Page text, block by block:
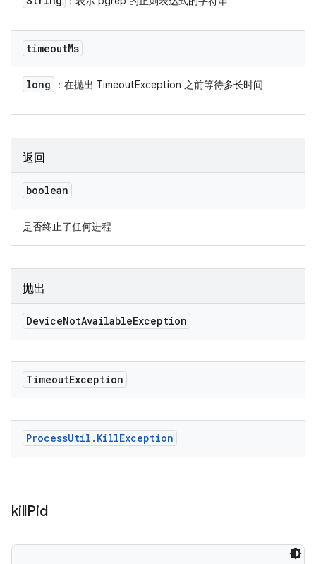
timeoutMs
long ：在抛出 TimeoutException 之前等待多长时间
返回
boolean
是否终止了任何进程
抛出
DeviceNotAvailableException
TimeoutException
ProcessUtil . KillException
killPid